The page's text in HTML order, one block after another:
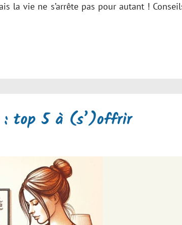
la vie ne s’arrête pas pour autant !
: top 5 à (s’)offrir